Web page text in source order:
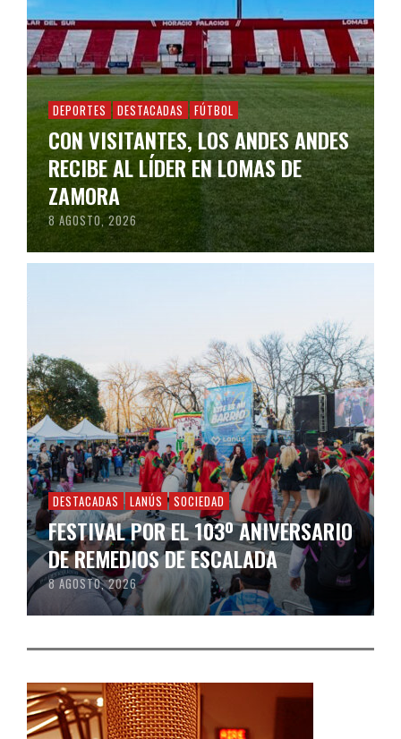
DEPORTES DESTACADAS FÚTBOL
CON VISITANTES, LOS ANDES ANDES
RECIBE AL LÍDER EN LOMAS DE
ZAMORA
8 AGOSTO, 2026
DESTACADAS LANÚS SOCIEDAD
FESTIVAL POR EL 103º ANIVERSARIO
DE REMEDIOS DE ESCALADA
8 AGOSTO, 2026